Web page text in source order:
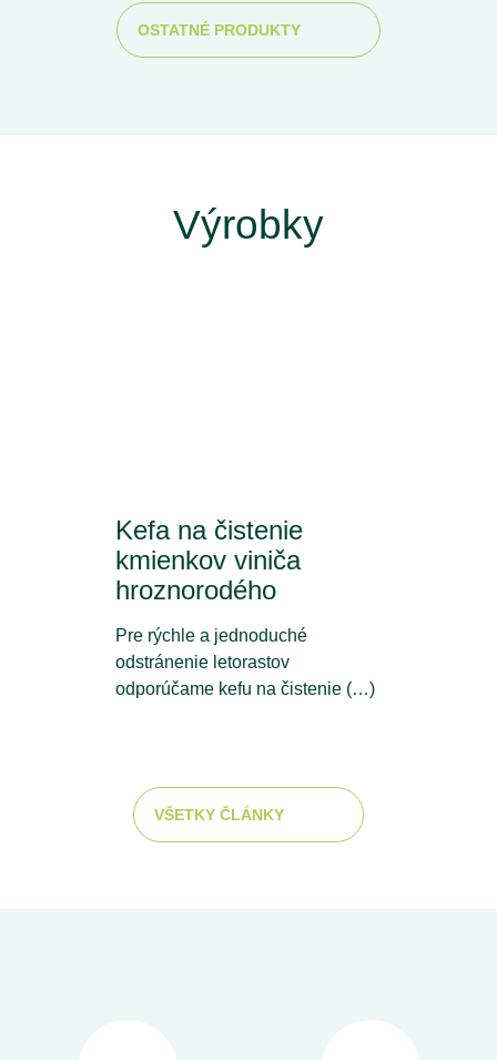
OSTATNÉ PRODUKTY
Výrobky
Kefa na čistenie
kmienkov viniča
hroznorodého
Pre rýchle a jednoduché
odstránenie letorastov
odporúčame kefu na čistenie (…)
VŠETKY ČLÁNKY